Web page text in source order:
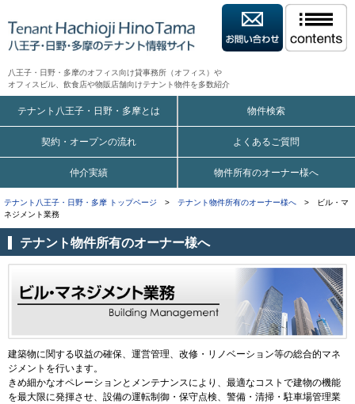
八王子・日野・多摩のオフィス向け貸事務所（オフィス）や
オフィスビル、飲食店や物販店舗向けテナント物件を多数紹介
テナント八王子・日野・多摩とは 物件検索
契約・オープンの流れ よくあるご質問
仲介実績 物件所有のオーナー様へ
テナント八王子・日野・多摩 トップページ > テナント物件所有のオーナー様へ > ビル・マ
ネジメント業務
テナント物件所有のオーナー様へ
建築物に関する収益の確保、運営管理、改修・リノベーション等の総合的マネ
ジメントを行います。
きめ細かなオペレーションとメンテナンスにより、最適なコストで建物の機能
を最大限に発揮させ、設備の運転制御・保守点検、警備・清掃・駐車場管理業